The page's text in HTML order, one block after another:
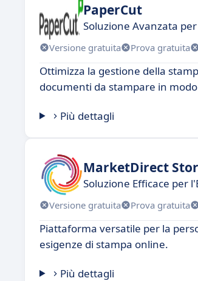
PaperCut
Soluzione Avanzata
Versione gratuita Prova gratuita
Ottimizza la gestione della
documenti da stampare in
Più dettagli
MarketDirect
Soluzione Efficace per
Versione gratuita Prova gratuita
Piattaforma versatile per la
esigenze di stampa online.
Più dettagli